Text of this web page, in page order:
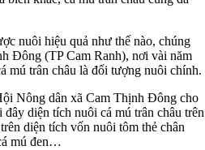
nuôi hiệu quả như thế nào, chúng
Đông (TP Cam Ranh), nơi vài năm
mú trân châu là đối tượng nuôi chính.
Nông dân xã Cam Thịnh Đông cho
diện tích nuôi cá mú trân châu trên
diện tích vốn nuôi tôm thẻ chân
mú đen…